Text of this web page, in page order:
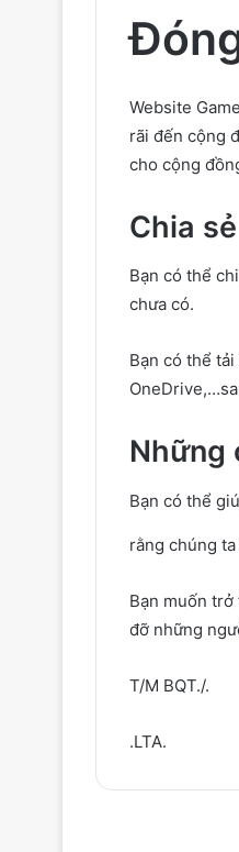
Website
rãi đến cộng
cho cộng
Chia
Bạn có thể
chưa có.
Bạn có thể
Những
Bạn có thể
rằng chúng
Bạn muốn
đỡ những
T/M BQT./.
.LTA.